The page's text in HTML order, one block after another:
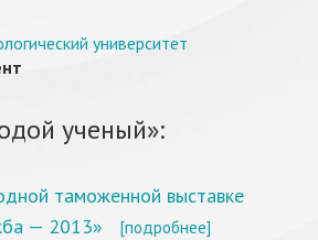
университет
ученый»:
таможенной выставке
— 2013»
[подробнее]